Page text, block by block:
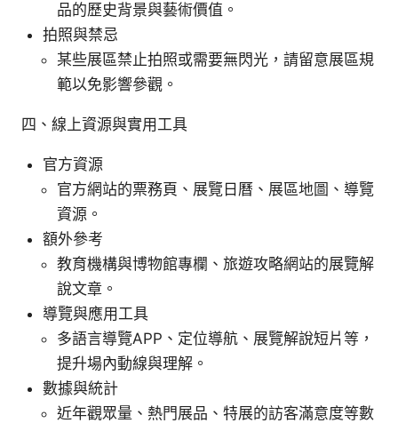
品的歷史背景與藝術價值。
拍照與禁忌
某些展區禁止拍照或需要無閃光，請留意展區規
範以免影響參觀。
四、線上資源與實用工具
官方資源
官方網站的票務頁、展覽日曆、展區地圖、導覽
資源。
額外參考
教育機構與博物館專欄、旅遊攻略網站的展覽解
說文章。
導覽與應用工具
多語言導覽APP、定位導航、展覽解說短片等，
提升場內動線與理解。
數據與統計
近年觀眾量、熱門展品、特展的訪客滿意度等數